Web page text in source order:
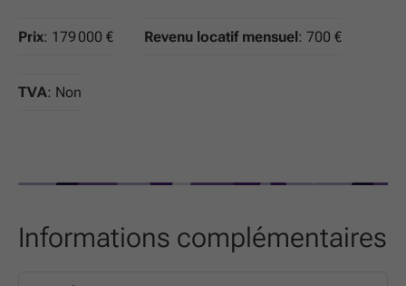
Prix: 179 000 € Revenu locatif mensuel: 700 €
TVA: Non
Informations complémentaires